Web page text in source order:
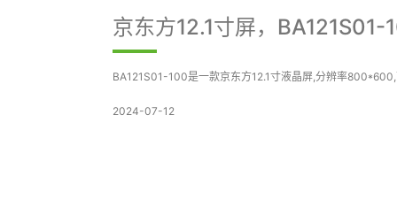
京东方12.1寸屏，
BA121S01-100是一款京东方12.1寸液晶屏,分辨率
2024-07-12